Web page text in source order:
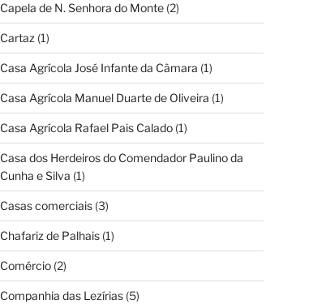
Capela de N. Senhora do Monte(2)
Cartaz (1)
Casa Agrícola José Infante da Câmara (1)
Casa Agrícola Manuel Duarte de Oliveira (1)
Casa Agrícola Rafael Pais Calado(1)
Casa dos Herdeiros do Comendador Paulino da
Cunha e Silva (1)
Casas comerciais(3)
Chafariz de Palhais(1)
Comércio(2)
Companhia das Lezírias(5)